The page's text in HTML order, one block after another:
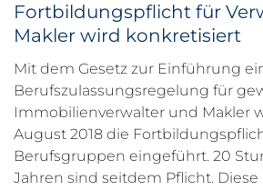
Fortbildungspflicht für
Makler wird konkretisiert
Mit dem Gesetz zur Einführung
Berufszulassungsregelung für
Immobilienverwalter und Makler
August 2018 die
Berufsgruppen eingeführt. 20
Jahren sind seitdem Pflicht.